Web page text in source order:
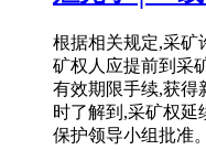
根据相关规定,采矿
矿权人应提前到采
有效期限手续,获得
时了解到,采矿权延
保护领导小组批准。